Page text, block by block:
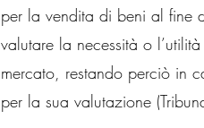
per la vendita di beni al fine
valutare la necessità o
mercato, restando perciò in
per la sua valutazione